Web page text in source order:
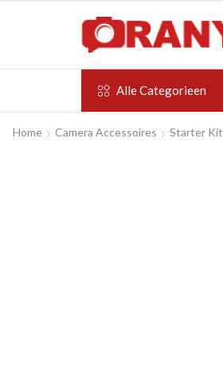
Alle Categorieen
Home Camera Accessoires Starter Kit